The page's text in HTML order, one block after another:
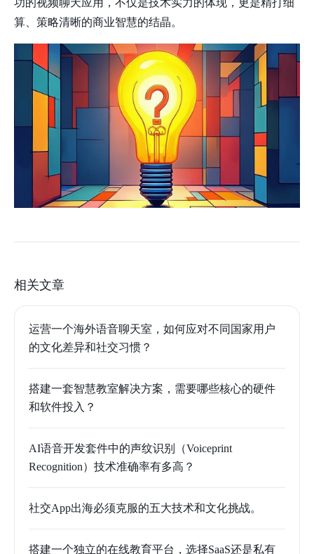
功的视频聊天应用，不仅是技术实力的体现，更是精打细
算、策略清晰的商业智慧的结晶。
相关文章
运营一个海外语音聊天室，如何应对不同国家用户
的文化差异和社交习惯？
搭建一套智慧教室解决方案，需要哪些核心的硬件
和软件投入？
AI语音开发套件中的声纹识别（Voiceprint
Recognition）技术准确率有多高？
社交App出海必须克服的五大技术和文化挑战。
搭建一个独立的在线教育平台，选择SaaS还是私有